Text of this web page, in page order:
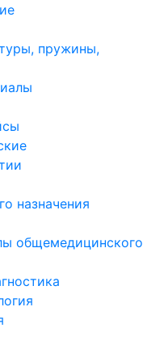
пружины,
назначения
общемедицинского